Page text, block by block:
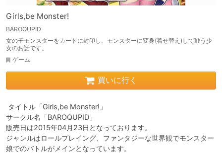
Girls,be Monster!
BAROQUPID
女の子モンスターをカードに封印し、モンスターに変身(着せ替え)して戦う少
女のお話です。
ゲーム
買いに行く
サークル名「BAROQUPID」
販売日は2015年04月23日となっております。
ジャンルはロールプレイング、ファンタジーな世界観でモンスター
娘でのバトルがメインとなっています。